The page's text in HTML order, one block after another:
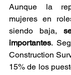
Aunque la
mujeres en
siendo baja,
importantes.
Construction
15% de los